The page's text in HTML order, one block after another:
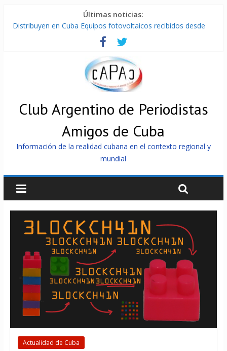
Últimas noticias:
Brutal represión contra los que marchan para que no se
Distribuyen en Cuba Equipos fotovoltaicos recibidos desde
La ONU condena medidas de EE.UU contra Cuba
Cuba alerta sobre doctrina militar de dominación de EEUU
Nuevas sanciones de EEUU contra Cuba apuntan a la
cooperación militar con Rusia y China
Club Argentino de Periodistas
Amigos de Cuba
Información de la realidad cubana en el contexto regional y
mundial
Actualidad de Cuba